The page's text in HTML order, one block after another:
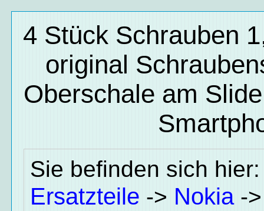
4 Stück Schrauben
original
Oberschale am
Sie befinden sich
Ersatzteile -> Nokia-